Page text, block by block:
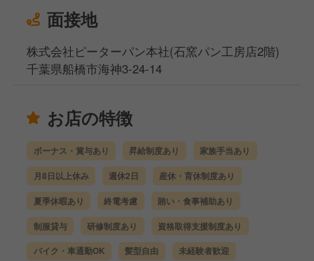
面接地
株式会社ピーターパン本社(石窯パン工房店2階)
千葉県船橋市海神3-24-14
お店の特徴
ボーナス・賞与あり 昇給制度あり 家族手当あり
月8日以上休み 週休2日 産休・育休制度あり
夏季休暇あり 終電考慮 賄い・食事補助あり
制服貸与 研修制度あり 資格取得支援制度あり
バイク・車通勤OK 髪型自由 未経験者歓迎